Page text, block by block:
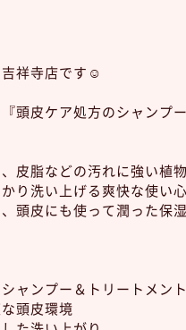
祥寺店です☺︎
頭皮ケア処方のシャンプ
皮脂などの汚れに強い植
り洗い上げる爽快な使い
頭皮にも使って潤った保湿
シャンプー＆トリートメ
頭皮環境